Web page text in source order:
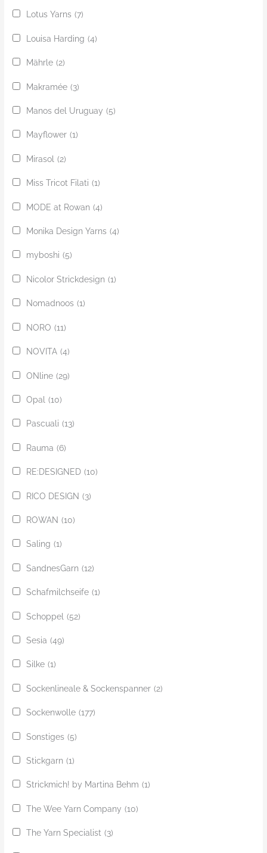
Lotus Yarns (7)
Louisa Harding (4)
Mährle (2)
Makramée (3)
Manos del Uruguay (5)
Mayflower (1)
Mirasol (2)
Miss Tricot Filati (1)
MODE at Rowan (4)
Monika Design Yarns (4)
myboshi (5)
Nicolor Strickdesign (1)
Nomadnoos (1)
NORO (11)
NOVITA (4)
ONline (29)
Opal (10)
Pascuali (13)
Rauma (6)
RE:DESIGNED (10)
RICO DESIGN (3)
ROWAN (10)
Saling (1)
SandnesGarn (12)
Schafmilchseife (1)
Schoppel (52)
Sesia (49)
Silke (1)
Sockenlineale & Sockenspanner (2)
Sockenwolle (177)
Sonstiges (5)
Stickgarn (1)
Strickmich! by Martina Behm (1)
The Wee Yarn Company (10)
The Yarn Specialist (3)